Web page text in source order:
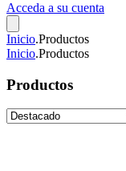
Acceda a su cuenta
Inicio.Productos
Inicio.Productos
Productos